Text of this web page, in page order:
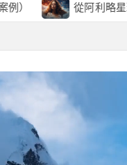
從阿利略星球到